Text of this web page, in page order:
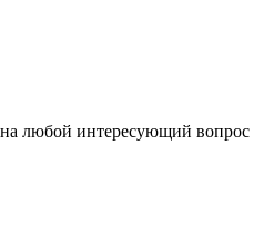
любой интересующий вопрос